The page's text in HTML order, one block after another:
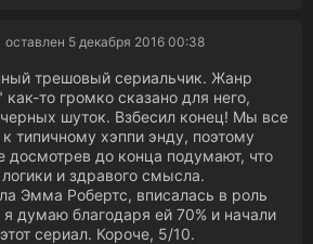
оставлен 5 декабря 2016 00:38
трешовый сериальчик. Жанр
то громко сказано для него,
шуток. Взбесил конец! Мы все
типичному хэппи энду, поэтому
досмотрев до конца подумают, что
и здравого смысла.
Эмма Робертс, вписалась в роль
я думаю благодаря ей 70% и начали
сериал. Короче, 5/10.